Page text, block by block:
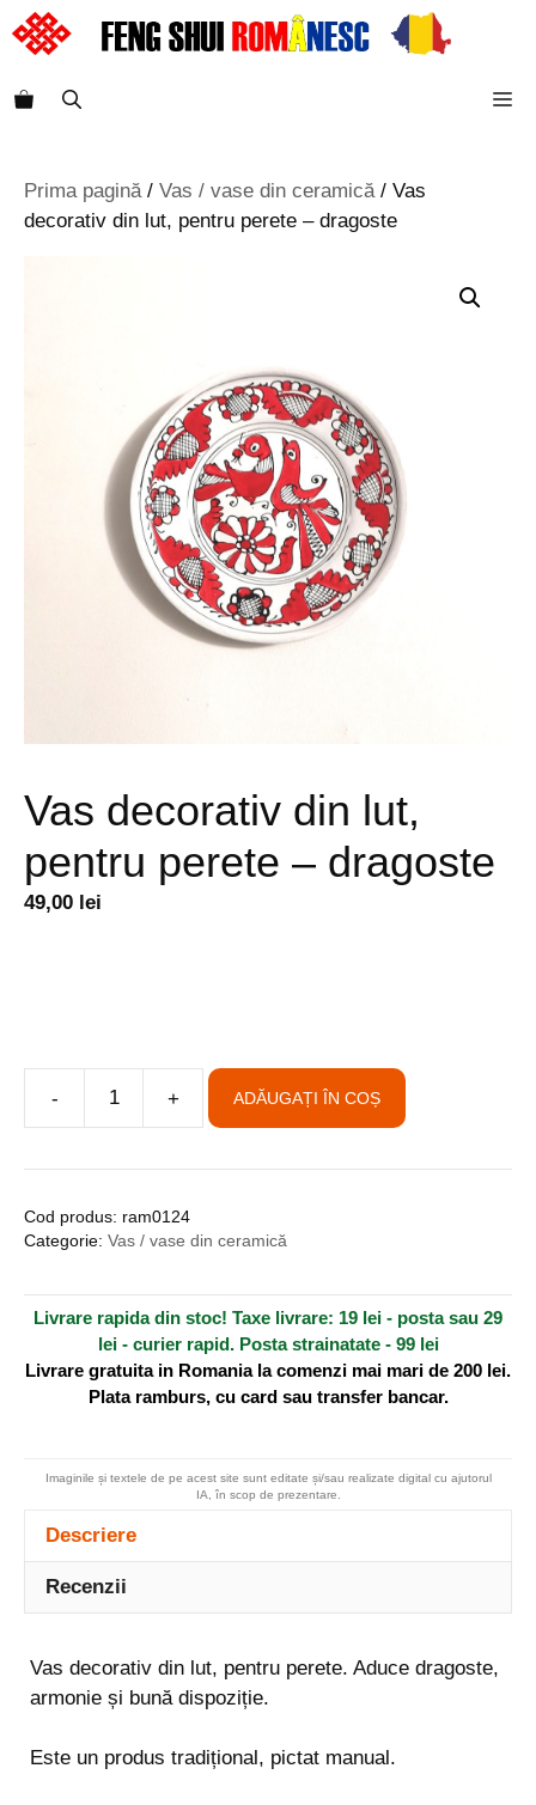
Sari
la
Prima pagină/ Vas / vase din ceramică/ Vas
decorativ din lut, pentru perete – dragoste
Vas decorativ din lut,
pentru perete – dragoste
49,00 lei
-
Cantitate
decorativ
lut,
perete
-
dragoste
+ ADĂUGAȚI ÎN COȘ
e
n
t
e
Cod produs: ram0124
Categorie: Vas / vase din ceramică
Livrare rapida din stoc! Taxe livrare: 19 lei - posta sau 29
lei - curier rapid. Posta strainatate - 99 lei
Livrare gratuita in Romania la comenzi mai mari de 200 lei.
Plata ramburs, cu card sau transfer bancar.
Imaginile și textele de pe acest site sunt editate și/sau realizate digital cu ajutorul
IA, în scop de prezentare.
Descriere
Recenzii
Vas decorativ din lut, pentru perete. Aduce dragoste,
armonie și bună dispoziție.
Este un produs tradițional, pictat manual.